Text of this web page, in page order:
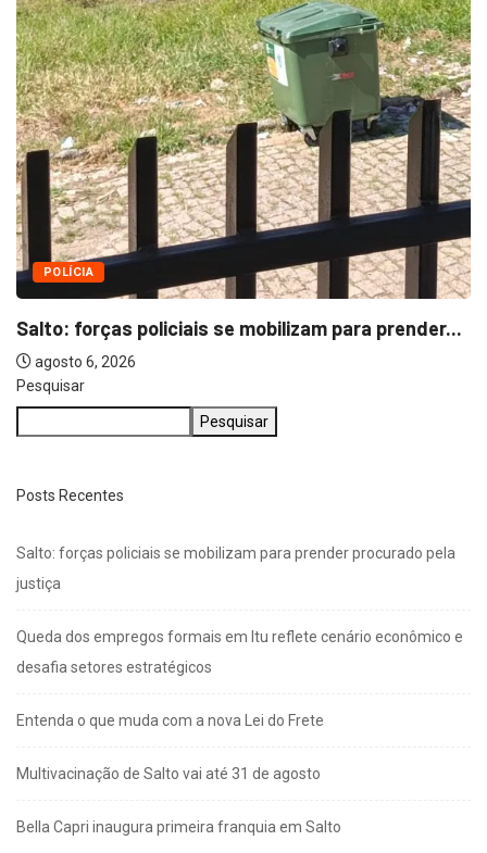
Pesquisar
Pesquisar
Posts Recentes
Salto: forças policiais se mobilizam para prender procurado pela
justiça
Queda dos empregos formais em Itu reflete cenário econômico e
desafia setores estratégicos
Entenda o que muda com a nova Lei do Frete
Multivacinação de Salto vai até 31 de agosto
Bella Capri inaugura primeira franquia em Salto